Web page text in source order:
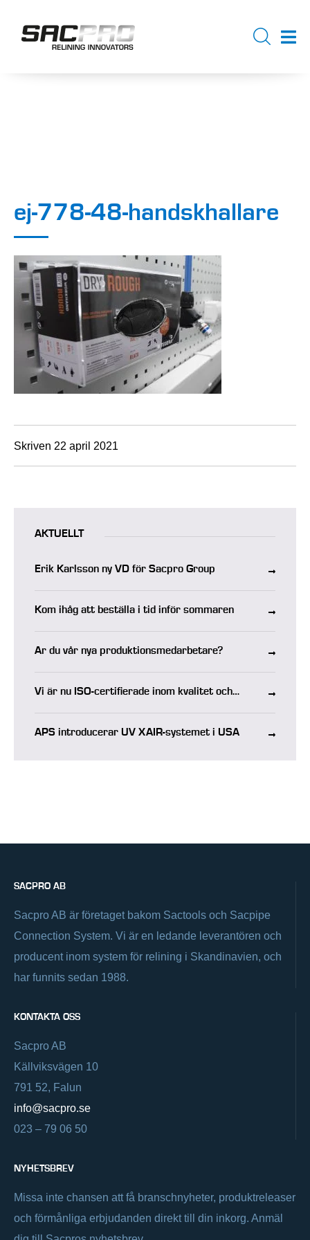
ej-778-48-handskhallare
Skriven 22 april 2021
AKTUELLT
Erik Karlsson ny VD för Sacpro Group
Kom ihåg att beställa i tid inför sommaren
Är du vår nya produktionsmedarbetare?
Vi är nu ISO-certifierade inom kvalitet och
APS introducerar UV XAIR-systemet i USA
SACPRO AB
Sacpro AB är företaget bakom Sactools och Sacpipe
Connection System. Vi är en ledande leverantören och
producent inom system för relining i Skandinavien, och
har funnits sedan 1988.
KONTAKTA OSS
Sacpro AB
Källviksvägen 10
791 52, Falun
info@sacpro.se
023 – 79 06 50
NYHETSBREV
Missa inte chansen att få branschnyheter, produktreleaser
och förmånliga erbjudanden direkt till din inkorg. Anmäl